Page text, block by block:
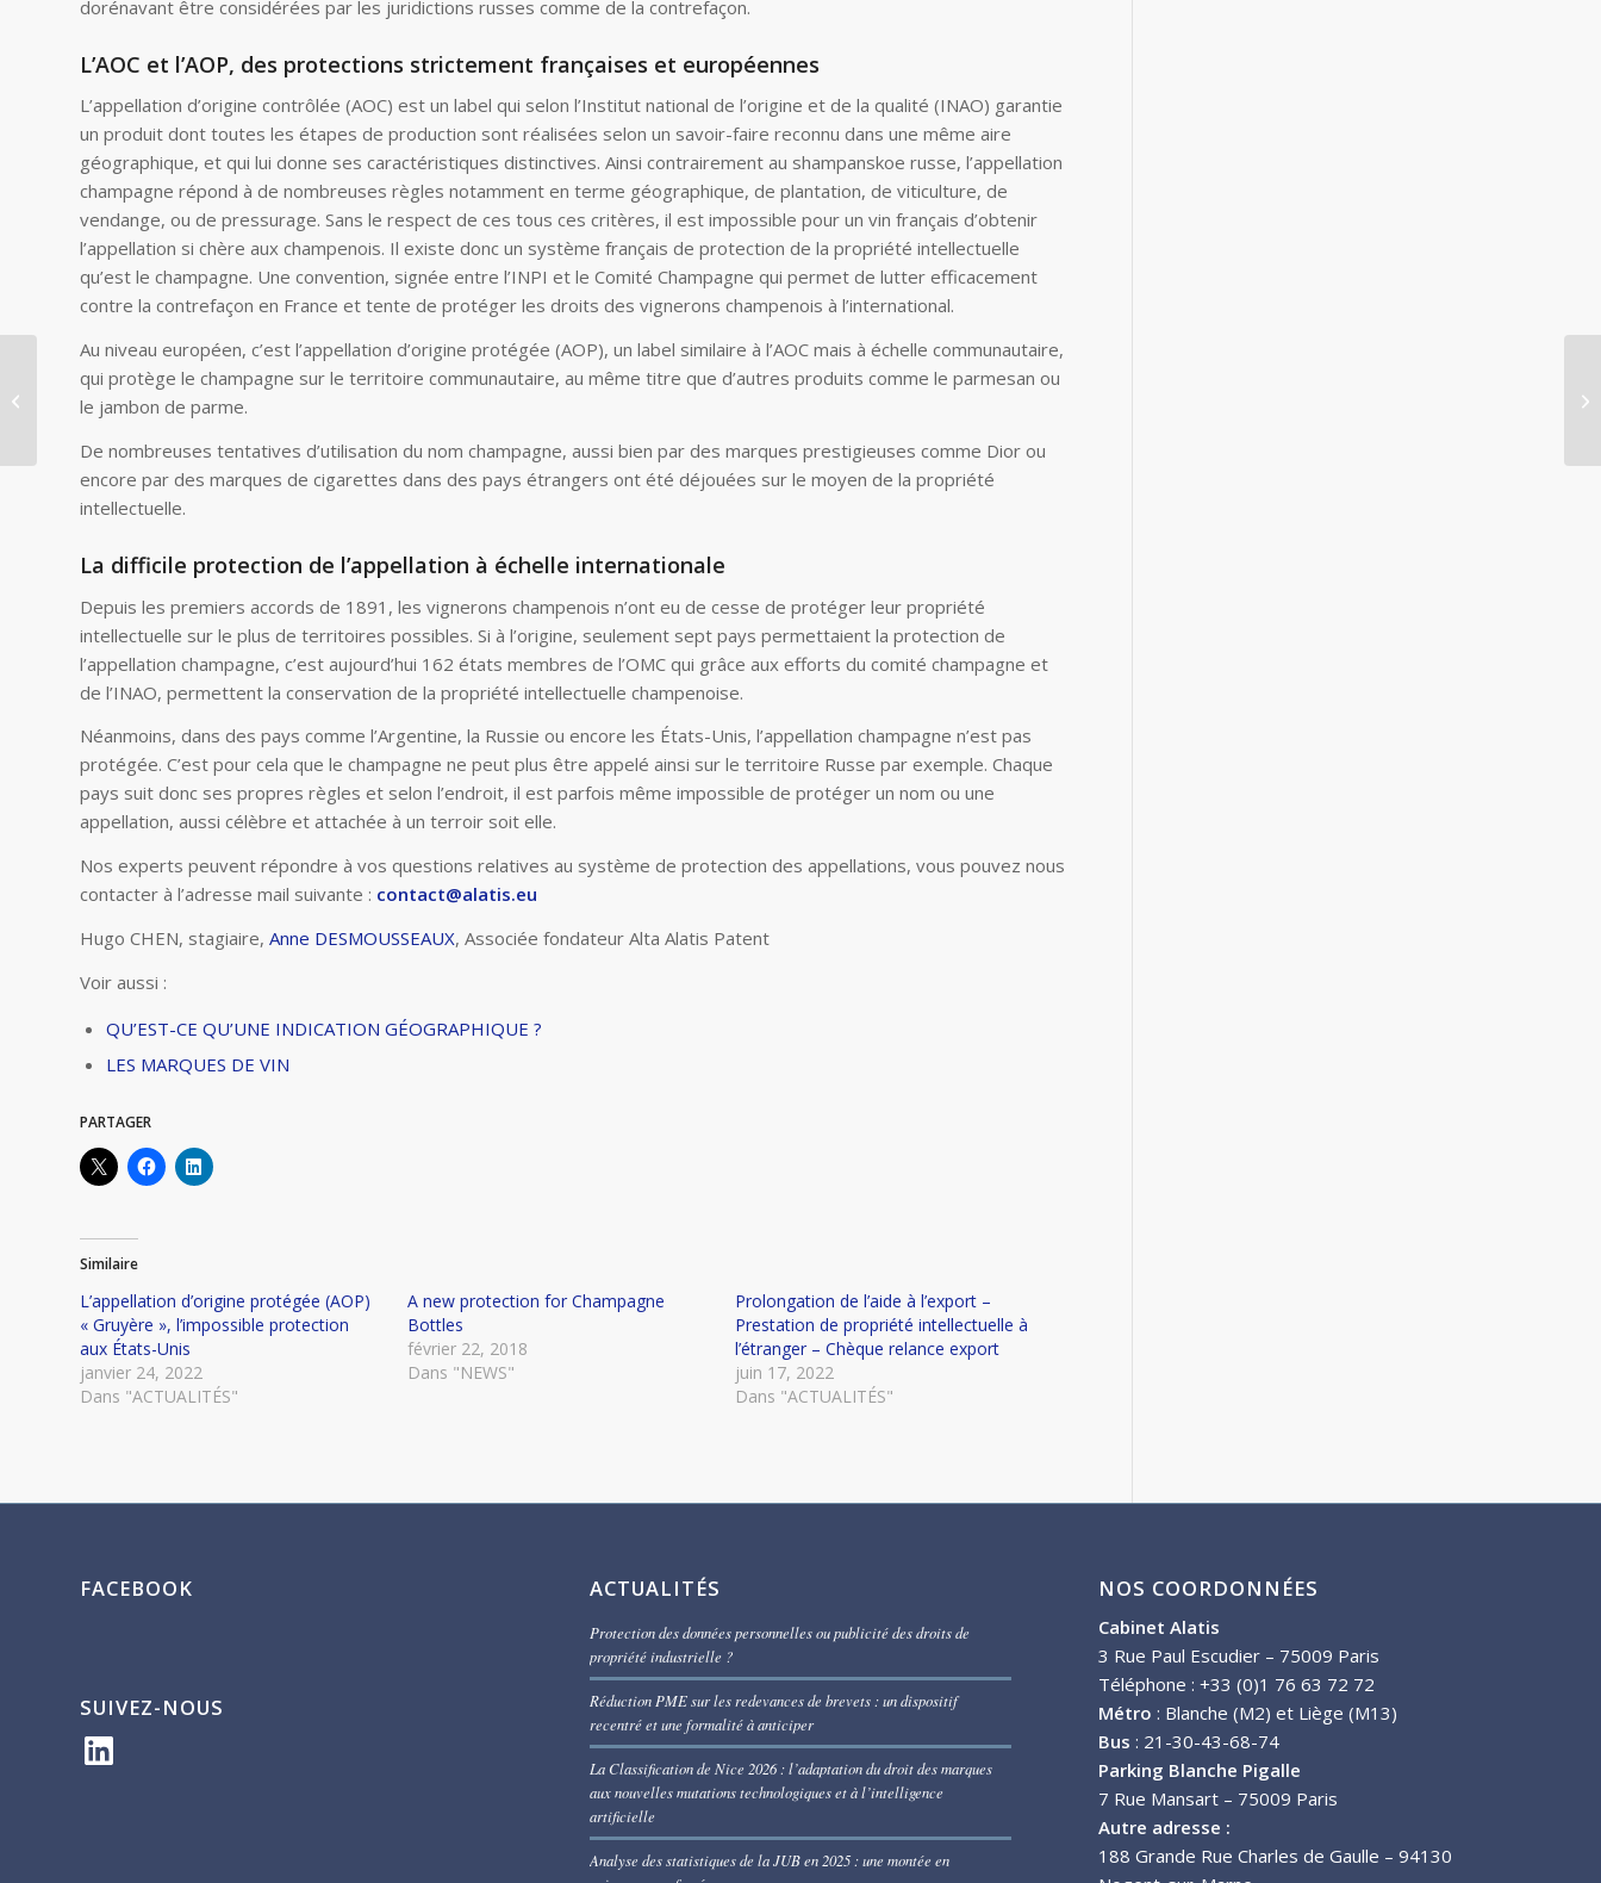
dorénavant être considérées par les juridictions russes comme de la contrefaçon.
L’AOC et l’AOP, des protections strictement françaises et européennes
L’appellation d’origine contrôlée (AOC) est un label qui selon l’Institut national de l’origine et de la qualité (INAO) garantie
un produit dont toutes les étapes de production sont réalisées selon un savoir-faire reconnu dans une même aire
géographique, et qui lui donne ses caractéristiques distinctives. Ainsi contrairement au shampanskoe russe, l’appellation
champagne répond à de nombreuses règles notamment en terme géographique, de plantation, de viticulture, de
vendange, ou de pressurage. Sans le respect de ces tous ces critères, il est impossible pour un vin français d’obtenir
l’appellation si chère aux champenois. Il existe donc un système français de protection de la propriété intellectuelle
qu’est le champagne. Une convention, signée entre l’INPI et le Comité Champagne qui permet de lutter efficacement
contre la contrefaçon en France et tente de protéger les droits des vignerons champenois à l’international.
Au niveau européen, c’est l’appellation d’origine protégée (AOP), un label similaire à l’AOC mais à échelle communautaire,
qui protège le champagne sur le territoire communautaire, au même titre que d’autres produits comme le parmesan ou
le jambon de parme.
De nombreuses tentatives d’utilisation du nom champagne, aussi bien par des marques prestigieuses comme Dior ou
encore par des marques de cigarettes dans des pays étrangers ont été déjouées sur le moyen de la propriété
intellectuelle.
La difficile protection de l’appellation à échelle internationale
Depuis les premiers accords de 1891, les vignerons champenois n’ont eu de cesse de protéger leur propriété
intellectuelle sur le plus de territoires possibles. Si à l’origine, seulement sept pays permettaient la protection de
l’appellation champagne, c’est aujourd’hui 162 états membres de l’OMC qui grâce aux efforts du comité champagne et
de l’INAO, permettent la conservation de la propriété intellectuelle champenoise.
Néanmoins, dans des pays comme l’Argentine, la Russie ou encore les États-Unis, l’appellation champagne n’est pas
protégée. C’est pour cela que le champagne ne peut plus être appelé ainsi sur le territoire Russe par exemple. Chaque
pays suit donc ses propres règles et selon l’endroit, il est parfois même impossible de protéger un nom ou une
appellation, aussi célèbre et attachée à un terroir soit elle.
Nos experts peuvent répondre à vos questions relatives au système de protection des appellations, vous pouvez nous
contacter à l’adresse mail suivante : contact@alatis.eu
Hugo CHEN, stagiaire, Anne DESMOUSSEAUX, Associée fondateur Alta Alatis Patent
Voir aussi :
QU’EST-CE QU’UNE INDICATION GÉOGRAPHIQUE ?
LES MARQUES DE VIN
PARTAGER
Similaire
L’appellation d’origine protégée (AOP)
« Gruyère », l’impossible protection
aux États-Unis
janvier 24, 2022
Dans "ACTUALITÉS"
A new protection for Champagne
Bottles
février 22, 2018
Dans "NEWS"
Prolongation de l’aide à l’export –
Prestation de propriété intellectuelle à
l’étranger – Chèque relance export
juin 17, 2022
Dans "ACTUALITÉS"
FACEBOOK
SUIVEZ-NOUS
LinkedIn
ACTUALITÉS
Protection des données personnelles ou publicité des droits de
propriété industrielle ?
Réduction PME sur les redevances de brevets : un dispositif
recentré et une formalité à anticiper
La Classification de Nice 2026 : l’adaptation du droit des marques
aux nouvelles mutations technologiques et à l’intelligence
artificielle
Analyse des statistiques de la JUB en 2025 : une montée en
NOS COORDONNÉES
Cabinet Alatis
3 Rue Paul Escudier – 75009 Paris
Téléphone : +33 (0)1 76 63 72 72
Métro : Blanche (M2) et Liège (M13)
Bus : 21-30-43-68-74
Parking Blanche Pigalle
7 Rue Mansart – 75009 Paris
Autre adresse :
188 Grande Rue Charles de Gaulle – 94130
culturelle et la
propriété intellectuelle